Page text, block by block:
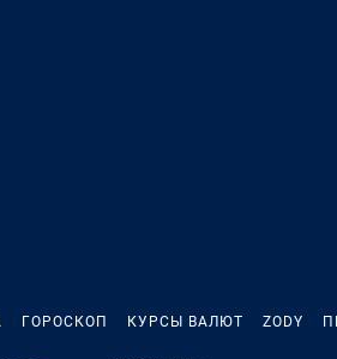
ГОРОСКОП КУРСЫ ВАЛЮТ ZODY